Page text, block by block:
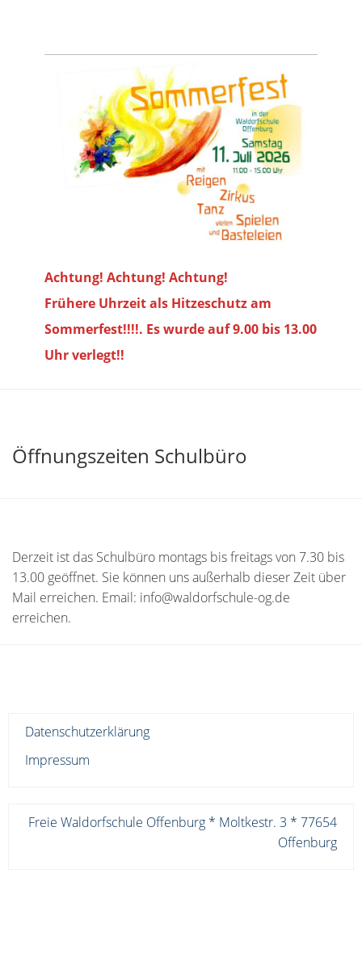
Achtung! Achtung! Achtung!
Frühere Uhrzeit als Hitzeschutz am
Sommerfest!!!!. Es wurde auf 9.00 bis 13.00
Uhr verlegt!!
Öffnungszeiten Schulbüro
Derzeit ist das Schulbüro montags bis freitags von 7.30 bis
13.00 geöffnet. Sie können uns außerhalb dieser Zeit über
Mail erreichen. Email: info@waldorfschule-og.de
erreichen.
Datenschutzerklärung
Impressum
Freie Waldorfschule Offenburg * Moltkestr. 3 * 77654
Offenburg